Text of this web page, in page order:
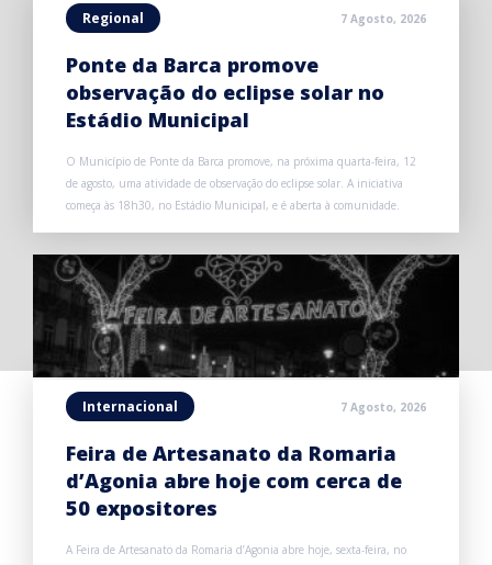
Regional 7 Agosto, 2026
Ponte da Barca promove
observação do eclipse solar no
Estádio Municipal
O Município de Ponte da Barca promove, na próxima quarta-feira, 12
de agosto, uma atividade de observação do eclipse solar. A iniciativa
começa às 18h30, no Estádio Municipal, e é aberta à comunidade.
Internacional 7 Agosto, 2026
Feira de Artesanato da Romaria
d’Agonia abre hoje com cerca de
50 expositores
A Feira de Artesanato da Romaria d’Agonia abre hoje, sexta-feira, no